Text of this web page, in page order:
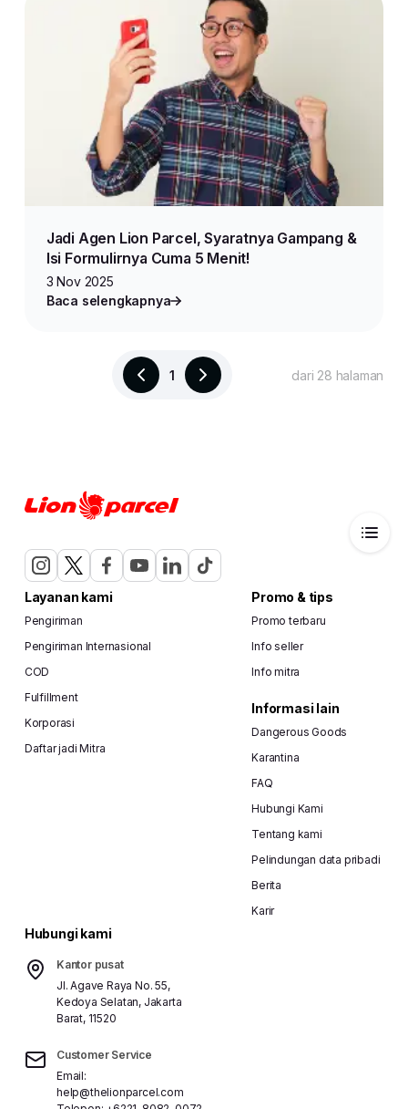
Jadi Agen Lion Parcel, Syaratnya Gampang &
Isi Formulirnya Cuma 5 Menit!
3 Nov 2025
Baca selengkapnya
1 dari 28 halaman
Layanan kami
Pengiriman
Pengiriman Internasional
COD
Fulfillment
Korporasi
Daftar jadi Mitra
Promo & tips
Promo terbaru
Info seller
Info mitra
Informasi lain
Dangerous Goods
Karantina
FAQ
Hubungi Kami
Tentang kami
Pelindungan data pribadi
Berita
Karir
Hubungi kami
Kantor pusat
Jl. Agave Raya No. 55,
Kedoya Selatan, Jakarta
Barat, 11520
Customer Service
Email:
help@thelionparcel.com